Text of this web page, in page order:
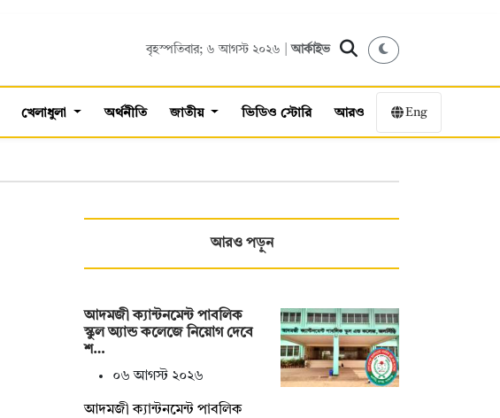
বৃহস্পতিবার; ৬ আগস্ট ২০২৬ |আর্কাইভ
খেলাধুলা অর্থনীতি জাতীয় ভিডিও স্টোরি আরও Eng
আরও পড়ুন
আদমজী ক্যান্টনমেন্ট পাবলিক
স্কুল অ্যান্ড কলেজে নিয়োগ দেবে
শ…
০৬ আগস্ট ২০২৬
আদমজী ক্যান্টনমেন্ট পাবলিক